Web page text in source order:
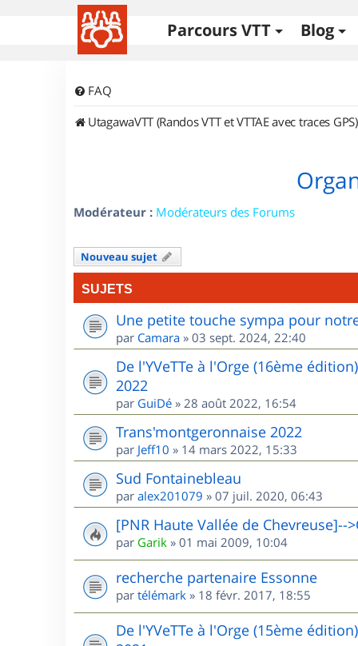
Parcours VTT Blog
FAQ
UtagawaVTT (Randos VTT et VTTAE avec traces GPS)
Modérateur : Modérateurs des Forums
Nouveau sujet
SUJETS
Une petite touche sympa pour
par Camara » 03 sept. 2024, 22:40
De l'YVeTTe à l'Orge (16ème
2022
par GuiDé » 28 août 2022, 16:54
Trans'montgeronnaise 2022
par Jeff10 » 14 mars 2022, 15:33
Sud Fontainebleau
par alex201079 » 07 juil. 2020, 06:43
[PNR Haute Vallée de
par Garik » 01 mai 2009, 10:04
recherche partenaire Essonne
par télémark » 18 févr. 2017, 18:55
De l'YVeTTe à l'Orge (15ème